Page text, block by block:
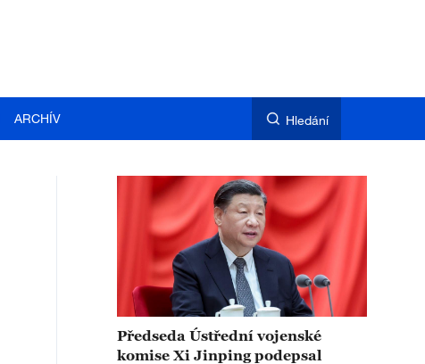
ARCHÍV Hledání
Předseda Ústřední vojenské
komise Xi Jinping podepsal